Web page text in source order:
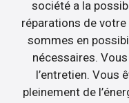
société a la
réparations de
sommes en
nécessaires.
l’entretien. Vous
pleinement de